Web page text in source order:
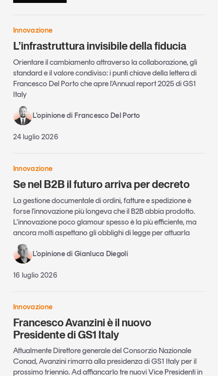
Innovazione
L’infrastruttura invisibile della fiducia
Orientare il cambiamento attraverso la collaborazione, gli
standard e il valore condiviso: i punti chiave della lettera di
Francesco Del Porto che apre l'Annual report 2025 di GS1
Italy
L’opinione di Francesco Del Porto
24 luglio 2026
Innovazione
Se nel B2B il futuro arriva per decreto
La gestione documentale di ordini, fatture e spedizione è
forse l'innovazione più longeva che il B2B abbia prodotto.
L’innovazione poco glamour spesso è la più efficiente, ma
ancora molti aspettano gli obblighi di legge per attuarla
L’opinione di Gianluca Diegoli
16 luglio 2026
Innovazione
Francesco Avanzini è il nuovo
Presidente di GS1 Italy
Attualmente Direttore generale del Consorzio Nazionale
Conad, Avanzini rimarrà alla presidenza di GS1 Italy per il
prossimo triennio. Ad affiancarlo tre nuovi Vice Presidenti in